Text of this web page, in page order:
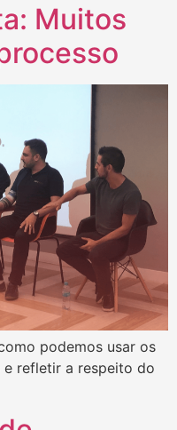
Muitos
podemos usar os
refletir a respeito do